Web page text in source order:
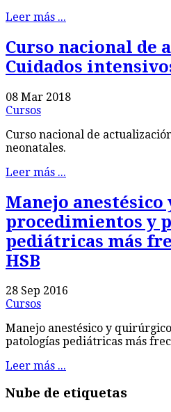
Leer más ...
Curso nacional de
Cuidados
08 Mar 2018
Cursos
Curso nacional de
neonatales.
Leer más ...
Manejo
procedimientos y
pediátricas más
HSB
28 Sep 2016
Cursos
Manejo anestésico y
patologías pediátricas más
Leer más ...
Nube de etiquetas